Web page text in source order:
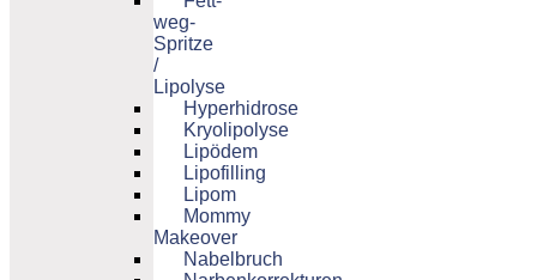
weg-
Spritze
/
Lipolyse
Hyperhidrose
Kryolipolyse
Lipödem
Lipofilling
Lipom
Mommy
Makeover
Nabelbruch